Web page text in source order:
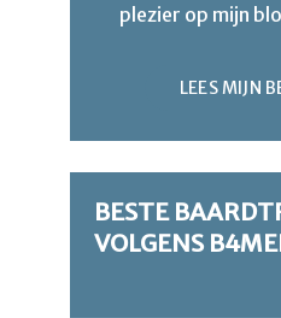
plezier op mijn
LEES MIJN
BESTE
VOLGENS